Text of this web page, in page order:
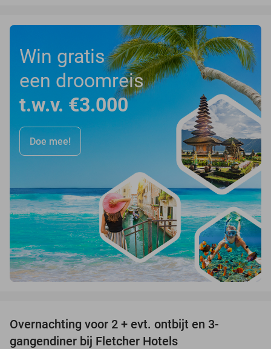
Win gratis
een droomreis
t.w.v. €3.000
Doe mee!
Overnachting voor 2 + evt. ontbijt en 3-
gangendiner bij Fletcher Hotels